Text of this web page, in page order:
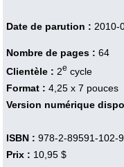
Date de parution : 2010-
Nombre de pages : 64
Clientèle : 2e cycle
Format : 4,25 x 7 pouces
Version numérique
ISBN : 978-2-89591-102-9
Prix : 10,95 $